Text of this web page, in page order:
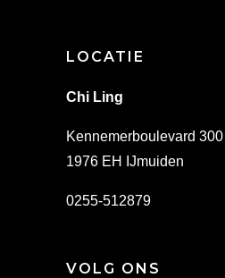
LOCATIE
Chi Ling
Kennemerboulevard 300
1976 EH IJmuiden
0255-512879
VOLG ONS